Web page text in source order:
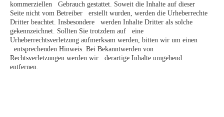
kommerziellen Gebrauch gestattet. Soweit die Inhalte auf dieser
Seite nicht vom Betreiber erstellt wurden, werden die Urheberrechte
Dritter beachtet. Insbesondere werden Inhalte Dritter als solche
gekennzeichnet. Sollten Sie trotzdem auf eine
Urheberrechtsverletzung aufmerksam werden, bitten wir um einen
entsprechenden Hinweis. Bei Bekanntwerden von
Rechtsverletzungen werden wir derartige Inhalte umgehend
entfernen.